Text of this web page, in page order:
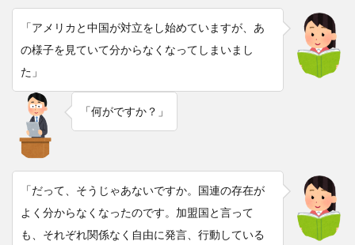
「アメリカと中国が対立をし始めていますが、あ
の様子を見ていて分からなくなってしまいまし
た」
「何がですか？」
「だって、そうじゃあないですか。国連の存在が
よく分からなくなったのです。加盟国と言って
も、それぞれ関係なく自由に発言、行動している